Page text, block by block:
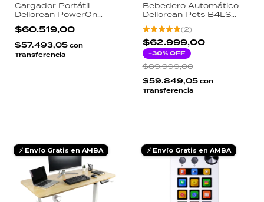
Cargador Portátil
Dellorean PowerOn
Travel 15000mAh 65W
4 en 1 Magsafe Enchufe
Rebatible Carga
Notebook USB-C
$60.519,00
$57.493,05 con
Transferencia
Bebedero Automático
Dellorean Pets B4LS
Sensor Proximidad 4L
Acero Inoxidable
Inalámbrico Batería 30
Días
(2)
$62.999,00
-30% OFF
$89.999,00
$59.849,05 con
Transferencia
⚡ Envío Gratis en AMBA ⚡ Envío Gratis en AMBA